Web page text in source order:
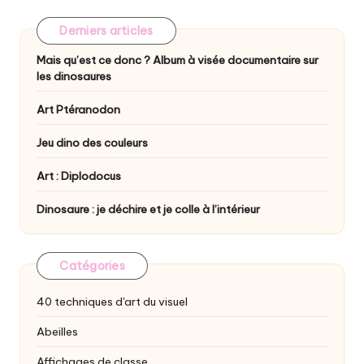
Derniers articles
Mais qu’est ce donc ? Album à visée documentaire sur
les dinosaures
Art Ptéranodon
Jeu dino des couleurs
Art : Diplodocus
Dinosaure : je déchire et je colle à l’intérieur
Catégories
40 techniques d'art du visuel
Abeilles